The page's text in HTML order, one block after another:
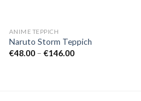
ANIME TEPPICH
Naruto Storm Teppich
€48.00 – €146.00Preisspanne: